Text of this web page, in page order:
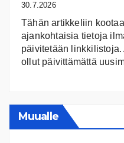
30.7.2026
Tähän artikkeliin
ajankohtaisia tietoja
päivitetään
ollut päivittämättä
Muualle